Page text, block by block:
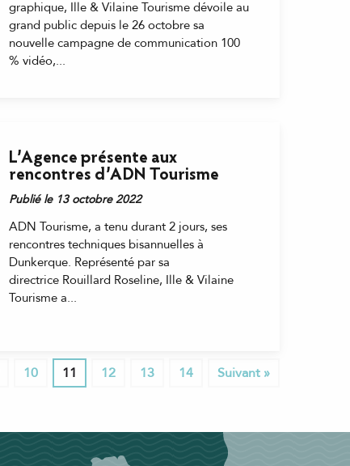
graphique, Ille & Vilaine Tourisme dévoile au
grand public depuis le 26 octobre sa
nouvelle campagne de communication 100
% vidéo,...
L’Agence présente aux
rencontres d’ADN Tourisme
Publié le 13 octobre 2022
ADN Tourisme, a tenu durant 2 jours, ses
rencontres techniques bisannuelles à
Dunkerque. Représenté par sa
directrice Rouillard Roseline, Ille & Vilaine
Tourisme a...
10 11 12 13 14 Suivant »